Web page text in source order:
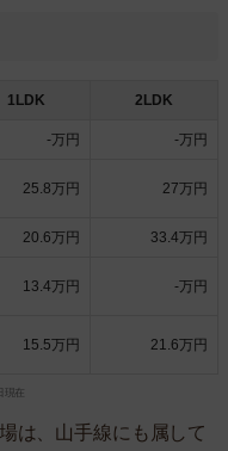
1LDK 2LDK
-万円 -万円
25.8万円 27万円
20.6万円 33.4万円
13.4万円 -万円
15.5万円 21.6万円
現在
は、山手線にも属して